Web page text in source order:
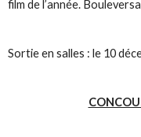
film de l’année.
Sortie en salles : le 10